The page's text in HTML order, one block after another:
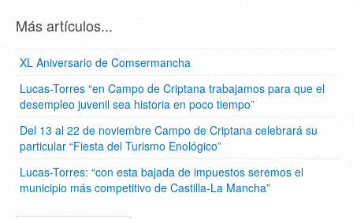
Más artículos...
XL Aniversario de Comsermancha
Lucas-Torres “en Campo de Criptana trabajamos para que el
desempleo juvenil sea historia en poco tiempo”
Del 13 al 22 de noviembre Campo de Criptana celebrará su
particular “Fiesta del Turismo Enológico”
Lucas-Torres: “con esta bajada de impuestos seremos el
municipio más competitivo de Castilla-La Mancha”